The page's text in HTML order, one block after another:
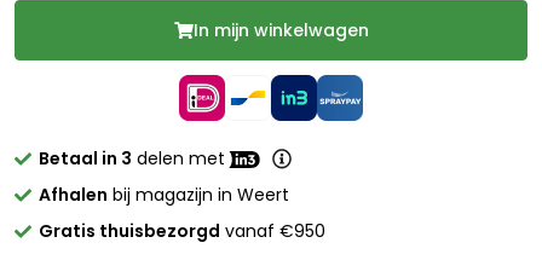
In mijn winkelwagen
Betaal in 3 delen met
Afhalen bij magazijn in Weert
Gratis thuisbezorgd vanaf €950